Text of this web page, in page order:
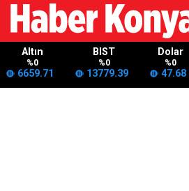
Altın
%0
6659.71
BIST
%0
13779.39
Dolar
%0
47.68